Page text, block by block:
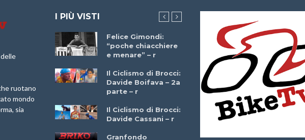
ruotano
mondo
sia
I PIÙ VISTI
2025”
–
Felice Gimondi:
“poche chiacchiere
e menare” – r
Il Ciclismo di Brocci:
Davide Boifava – 2a
parte – r
Il Ciclismo di Brocci:
Davide Cassani – r
Granfondo
Brocci Incontra
Giuseppe Martinelli
– r
Che cos’è il
triathlon? Con
Simone Diamantini
– r